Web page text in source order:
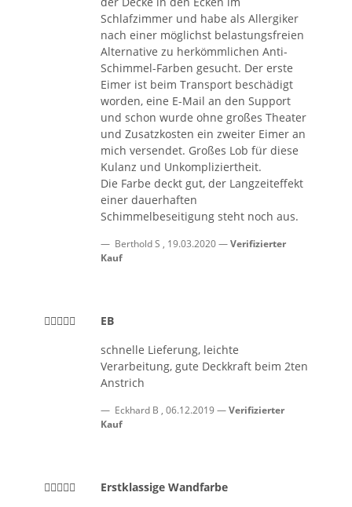
Schlafzimmer und habe als Allergiker
nach einer möglichst belastungsfreien
Alternative zu herkömmlichen Anti-
Schimmel-Farben gesucht. Der erste
Eimer ist beim Transport beschädigt
worden, eine E-Mail an den Support
und schon wurde ohne großes Theater
und Zusatzkosten ein zweiter Eimer an
mich versendet. Großes Lob für diese
Kulanz und Unkompliziertheit.
Die Farbe deckt gut, der Langzeiteffekt
einer dauerhaften
Schimmelbeseitigung steht noch aus.
Berthold S , 19.03.2020
Verifizierter
Kauf
EB
schnelle Lieferung, leichte
Verarbeitung, gute Deckkraft beim 2ten
Anstrich
Eckhard B , 06.12.2019
Verifizierter
Kauf
Erstklassige Wandfarbe